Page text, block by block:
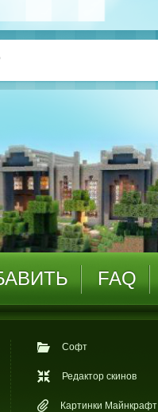
FAQ
Софт
Редактор скинов
Картинки Майнкрафт